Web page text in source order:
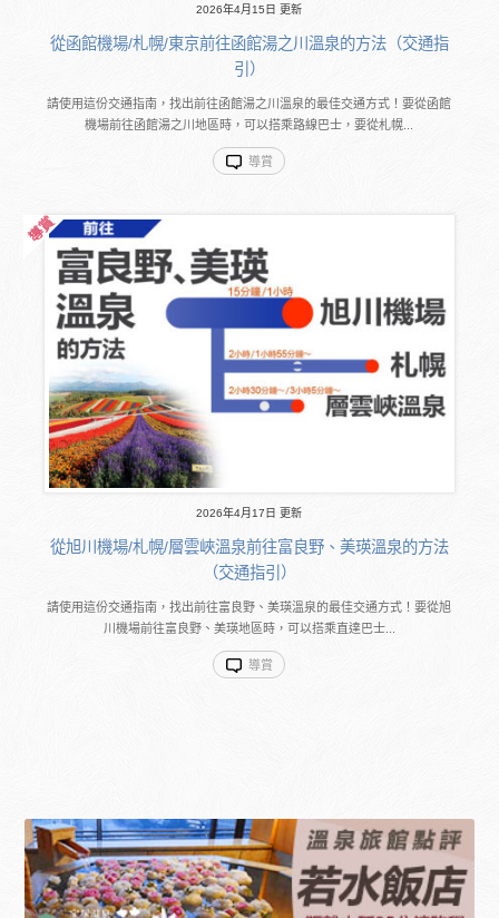
2026年4月15日 更新
從函館機場/札幌/東京前往函館湯之川溫泉的方法（交通指
引）
請使用這份交通指南，找出前往函館湯之川溫泉的最佳交通方式！要從函館
機場前往函館湯之川地區時，可以搭乘路線巴士，要從札幌...
導賞
2026年4月17日 更新
從旭川機場/札幌/層雲峽溫泉前往富良野、美瑛溫泉的方法
（交通指引）
請使用這份交通指南，找出前往富良野、美瑛溫泉的最佳交通方式！要從旭
川機場前往富良野、美瑛地區時，可以搭乘直達巴士...
導賞